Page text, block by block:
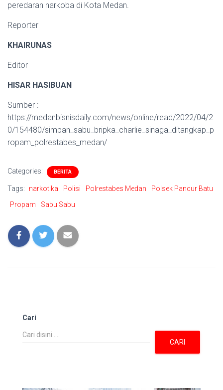
peredaran narkoba di Kota Medan.
Reporter
KHAIRUNAS
Editor
HISAR HASIBUAN
Sumber :
https://medanbisnisdaily.com/news/online/read/2022/04/2
0/154480/simpan_sabu_bripka_charlie_sinaga_ditangkap_p
ropam_polrestabes_medan/
Categories: BERITA
Tags: narkotika Polisi Polrestabes Medan
Polsek Pancur Batu
Propam
Sabu Sabu
Cari
CARI